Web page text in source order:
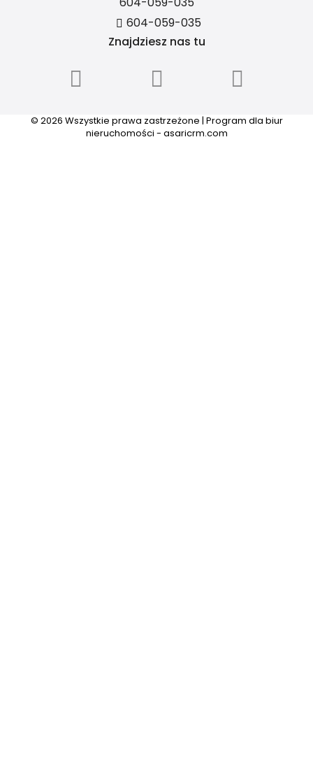
604-059-035
Znajdziesz nas tu
© 2026 Wszystkie prawa zastrzeżone | Program dla biur
nieruchomości - asaricrm.com